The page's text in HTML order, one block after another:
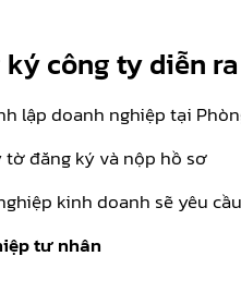
công ty diễn
lập doanh nghiệp tại
tờ đăng ký và nộp hồ sơ
kinh doanh sẽ yêu
tư nhân